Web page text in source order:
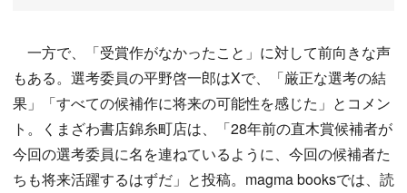
一方で、「受賞作がなかったこと」に対して前向きな声
もある。選考委員の平野啓一郎はXで、「厳正な選考の結
果」「すべての候補作に将来の可能性を感じた」とコメン
ト。くまざわ書店錦糸町店は、「28年前の直木賞候補者が
今回の選考委員に名を連ねているように、今回の候補者た
ちも将来活躍するはずだ」と投稿。magma booksでは、読